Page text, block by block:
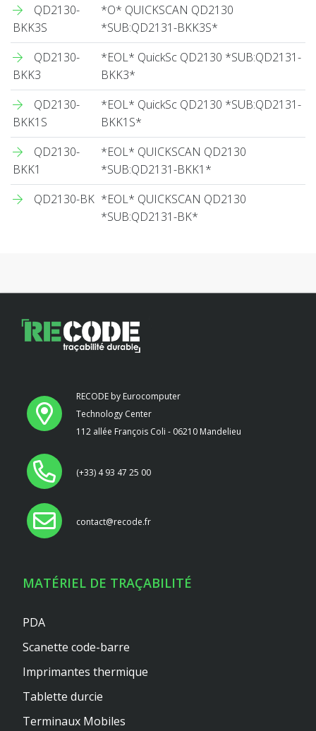
QD2130-
BKK3S
*O* QUICKSCAN QD2130
*SUB:QD2131-BKK3S*
QD2130-
BKK3
*EOL* QuickSc QD2130 *SUB:QD2131-
BKK3*
QD2130-
BKK1S
*EOL* QuickSc QD2130 *SUB:QD2131-
BKK1S*
QD2130-
BKK1
*EOL* QUICKSCAN QD2130
*SUB:QD2131-BKK1*
QD2130-BK *EOL* QUICKSCAN QD2130
*SUB:QD2131-BK*
RECODE by Eurocomputer
Technology Center
112 allée François Coli - 06210 Mandelieu
(+33) 4 93 47 25 00
contact@recode.fr
MATÉRIEL DE TRAÇABILITÉ
PDA
Scanette code-barre
Imprimantes thermique
Tablette durcie
Terminaux Mobiles